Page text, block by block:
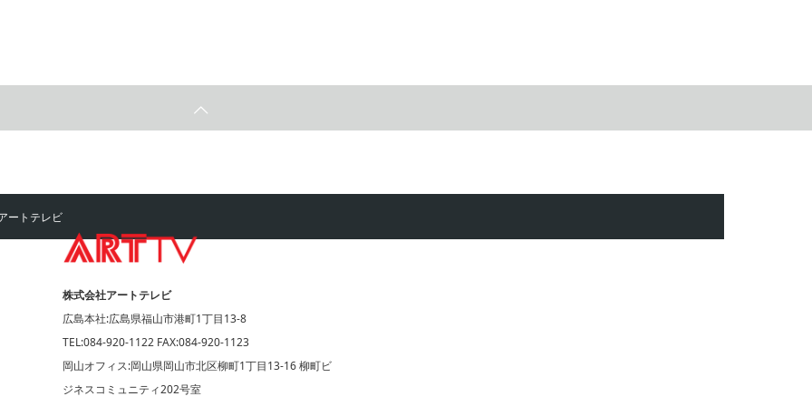
株式会社アートテレビ
広島本社:広島県福山市港町1丁目13-8
TEL:084-920-1122 FAX:084-920-1123
岡山オフィス:岡山県岡山市北区柳町1丁目13-16 柳町ビ
ジネスコミュニティ202号室
ートテレビ